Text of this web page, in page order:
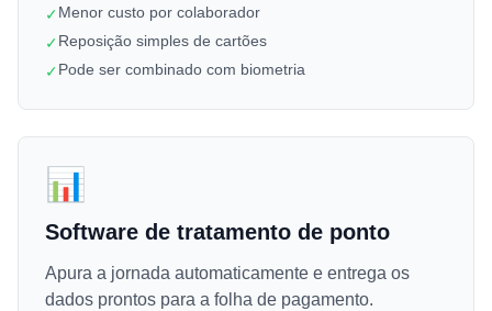
✓Menor custo por colaborador
✓Reposição simples de cartões
✓Pode ser combinado com biometria
📊
Software de tratamento de ponto
Apura a jornada automaticamente e entrega os
dados prontos para a folha de pagamento.